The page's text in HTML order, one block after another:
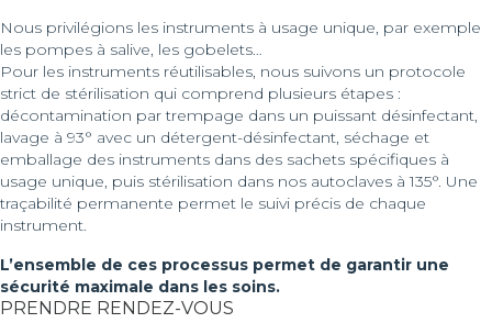
Nous privilégions les instruments à usage unique, par exemple
les pompes à salive, les gobelets…
Pour les instruments réutilisables, nous suivons un protocole
strict de stérilisation qui comprend plusieurs étapes :
décontamination par trempage dans un puissant désinfectant,
lavage à 93° avec un détergent-désinfectant, séchage et
emballage des instruments dans des sachets spécifiques à
usage unique, puis stérilisation dans nos autoclaves à 135°. Une
traçabilité permanente permet le suivi précis de chaque
instrument.
L’ensemble de ces processus permet de garantir une
sécurité maximale dans les soins.
PRENDRE RENDEZ-VOUS